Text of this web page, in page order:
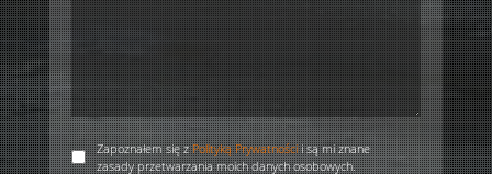
Zapoznałem się zPolityką Prywatnościi są mi znane
zasady przetwarzania moich danych osobowych.